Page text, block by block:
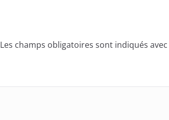
Les champs obligatoires sont indiqués avec